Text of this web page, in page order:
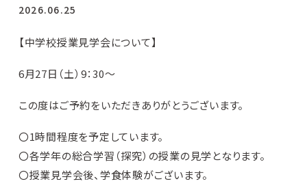
2026.06.25
【中学校授業見学会について】
6月27日（土）9：30～
この度はご予約をいただきありがとうございます。
〇1時間程度を予定しています。
〇各学年の総合学習（探究）の授業の見学となります。
〇授業見学会後、学食体験がございます。